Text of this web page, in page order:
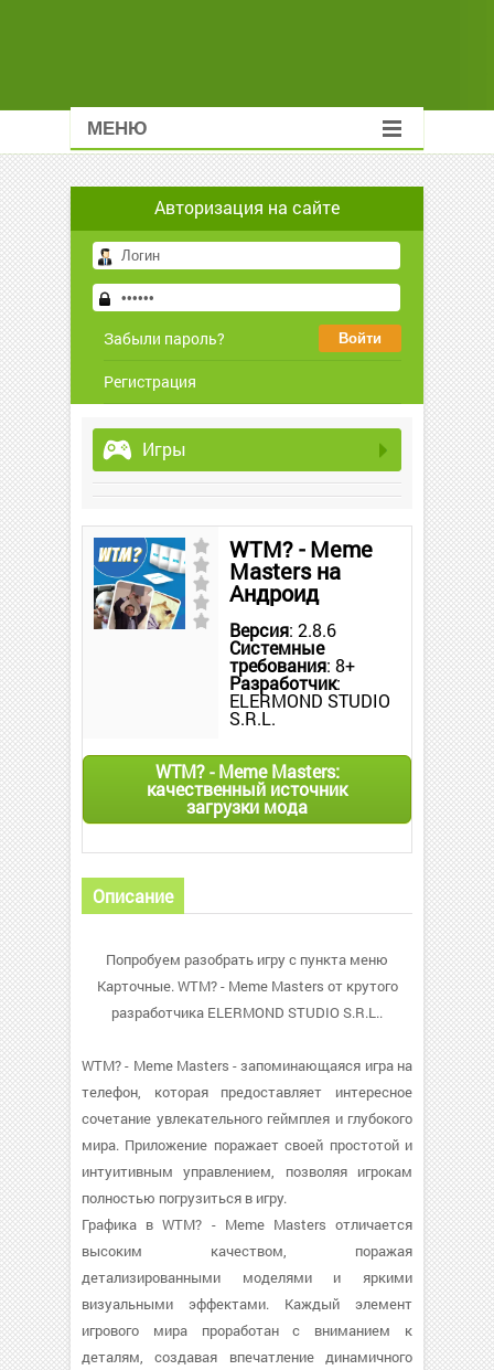
МЕНЮ
Авторизация на сайте
Забыли пароль?
Регистрация
Игры
WTM? - Meme
Masters на
Андроид
Версия: 2.8.6
Системные
требования: 8+
Разработчик:
ELERMOND STUDIO
S.R.L.
WTM? - Meme Masters:
качественный источник
загрузки мода
Описание
Попробуем разобрать игру с пункта меню
Карточные. WTM? - Meme Masters от крутого
разработчика ELERMOND STUDIO S.R.L..
WTM? - Meme Masters - запоминающаяся игра на
телефон, которая предоставляет интересное
сочетание увлекательного геймплея и глубокого
мира. Приложение поражает своей простотой и
интуитивным управлением, позволяя игрокам
полностью погрузиться в игру.
Графика в WTM? - Meme Masters отличается
высоким качеством, поражая
детализированными моделями и яркими
визуальными эффектами. Каждый элемент
игрового мира проработан с вниманием к
деталям, создавая впечатление динамичного